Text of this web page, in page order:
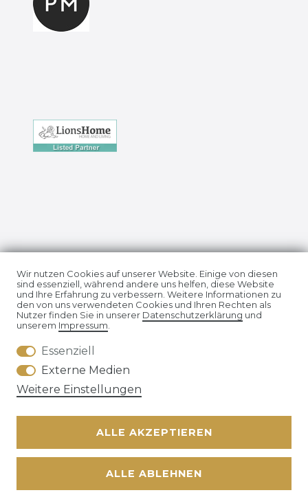
Impressum Daten­schutz­erklärung
AGB
Wir nutzen Cookies auf unserer Website. Einige von diesen
sind essenziell, während andere uns helfen, diese Website
und Ihre Erfahrung zu verbessern. Weitere Informationen zu
den von uns verwendeten Cookies und Ihren Rechten als
Nutzer finden Sie in unserer Daten­schutz­erklärung und
unserem Impressum.
Essenziell
Externe Medien
Weitere Einstellungen
ALLE AKZEPTIEREN
ALLE ABLEHNEN